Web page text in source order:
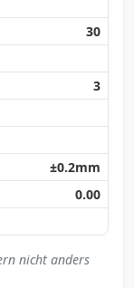
30
3
±0.2mm
0.00
nicht anders